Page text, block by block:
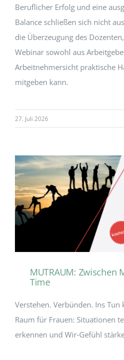
Beruflicher Erfolg und eine
Balance schließen sich nicht
die Überzeugung des
Webinar sowohl aus
Arbeitnehmersicht praktische
mitgeben kann.
27. Juli 2026
MUTRAUM: Zwischen
Time
Verstehen. Verbünden. Ins
Raum für Frauen: Situationen
erkennen und Wir‑Gefühl